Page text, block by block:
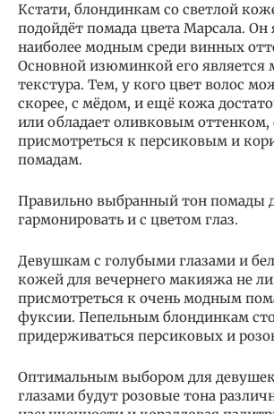
Кстати, блондинкам со светлой
подойдёт помада цвета Марсала. Он
наиболее модным среди винных
Основной изюминкой его является
текстура. Тем, у кого цвет волос
скорее, с мёдом, и ещё кожа
или обладает оливковым оттенком,
присмотреться к персиковым и
помадам.
Правильно выбранный тон помады
гармонировать и с цветом глаз.
Девушкам с голубыми глазами и
кожей для вечернего макияжа не
присмотреться к очень модным
фуксии. Пепельным блондинкам
придерживаться персиковых и
Оптимальным выбором для
глазами будут розовые тона